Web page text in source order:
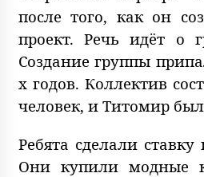
после того, как он
проект. Речь идёт о
Создание группы
х годов. Коллектив
человек, и Титомир
Ребята сделали ставку
Они купили модные